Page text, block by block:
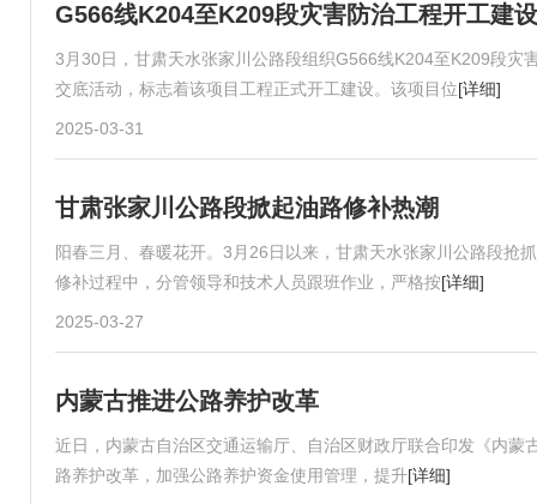
G566线K204至K209段灾害防治工程开工建设
3月30日，甘肃天水张家川公路段组织G566线K204至K209段灾
交底活动，标志着该项目工程正式开工建设。该项目位[详细]
2025-03-31
甘肃张家川公路段掀起油路修补热潮
阳春三月、春暖花开。3月26日以来，甘肃天水张家川公路段抢
修补过程中，分管领导和技术人员跟班作业，严格按[详细]
2025-03-27
内蒙古推进公路养护改革
近日，内蒙古自治区交通运输厅、自治区财政厅联合印发《内
路养护改革，加强公路养护资金使用管理，提升[详细]